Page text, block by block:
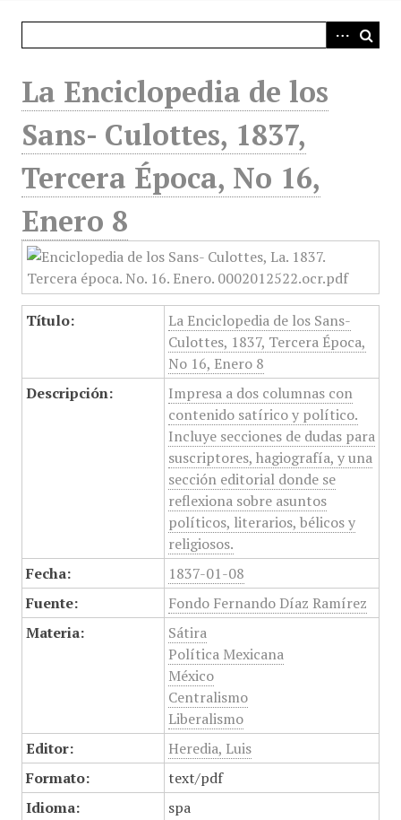
La Enciclopedia de los
Sans- Culottes, 1837,
Tercera Época, No 16,
Enero 8
Título:
La Enciclopedia de los Sans-
Culottes, 1837, Tercera Época,
No 16, Enero 8
Descripción:
Impresa a dos columnas con
contenido satírico y político.
Incluye secciones de dudas para
suscriptores, hagiografía, y una
sección editorial donde se
reflexiona sobre asuntos
políticos, literarios, bélicos y
religiosos.
Fecha:
1837-01-08
Fuente:
Fondo Fernando Díaz Ramírez
Materia:
Sátira
Política Mexicana
México
Centralismo
Liberalismo
Editor:
Heredia, Luis
Formato:
text/pdf
Idioma:
spa